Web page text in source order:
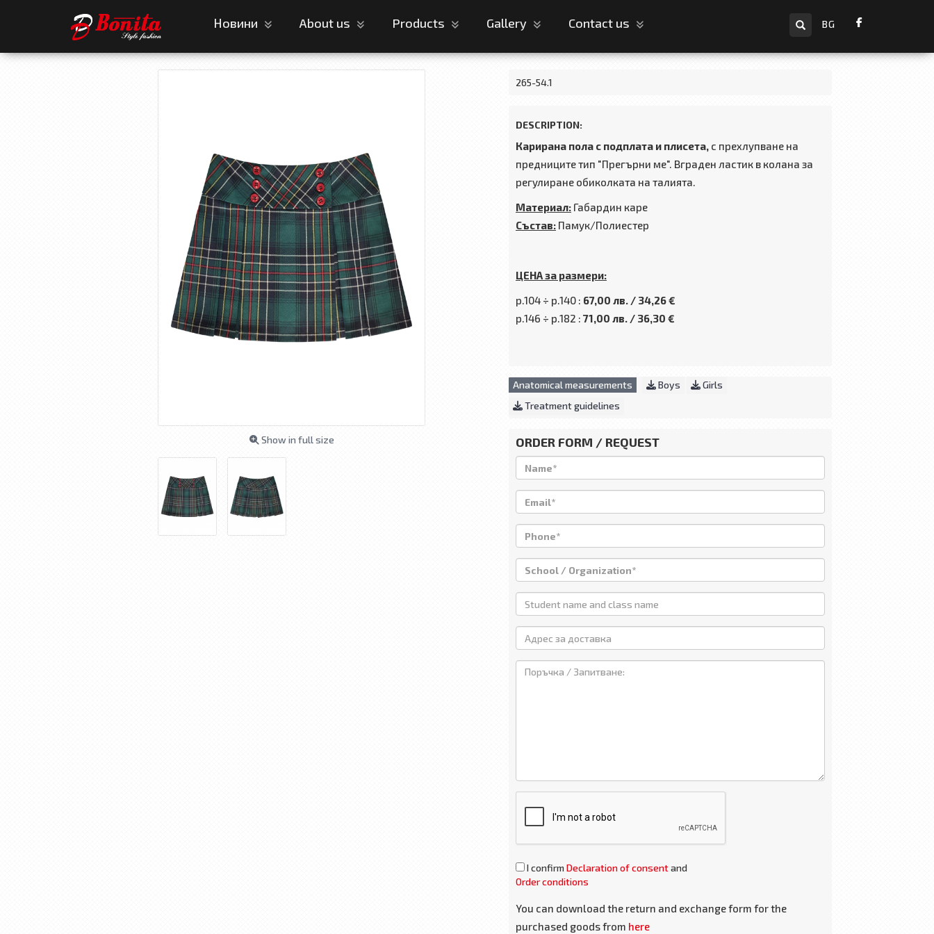
Новини About us Products Gallery Contact us
BG
Show in full size
265-54.1
DESCRIPTION:
Карирана пола с подплата и плисета, с прехлупване на
предниците тип "Прегърни ме". Вграден ластик в колана за
регулиране обиколката на талията.
Материал: Габардин каре
Състав: Памук/Полиестер
ЦЕНА за размери:
р.104 ÷ р.140 : 67,00 лв. / 34,26 €
р.146 ÷ р.182 : 71,00 лв. / 36,30 €
Anatomical measurements Boys
Girls
Treatment guidelines
ORDER FORM / REQUEST
I confirm Declaration of consentand
Order conditions
You can download the return and exchange form for the
purchased goods from here